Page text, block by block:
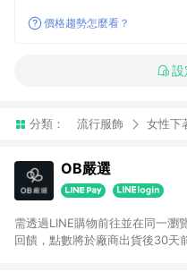
價格趨勢怎麼看？
設
分類： 流行服飾 女性下
OB嚴選
需透過LINE購物前往並在同一瀏
回饋，點數將於廠商出貨後30天